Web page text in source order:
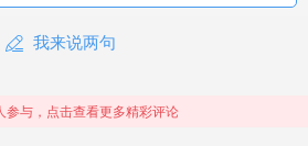
我来说两句
参与，点击查看更多精彩评论